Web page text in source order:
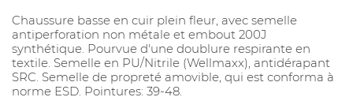
Chaussure basse en cuir plein fleur, avec semelle
antiperforation non métale et embout 200J
synthétique. Pourvue d'une doublure respirante en
textile. Semelle en PU/Nitrile (Wellmaxx), antidérapant
SRC. Semelle de propreté amovible, qui est conforma à
norme ESD. Pointures: 39-48.